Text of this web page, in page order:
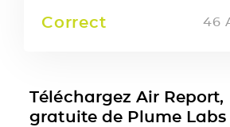
Correct 46
Téléchargez Air
gratuite de Plume Labs